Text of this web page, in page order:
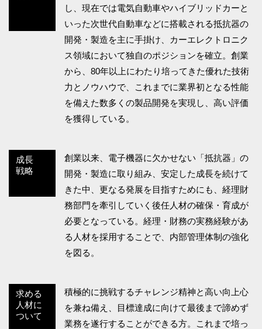
し、現在では電気自動車やハイブリッドカーと
いった次世代自動車などに搭載される抵抗器の
開発・製造を主に手掛け、カーエレクトロニク
ス領域において独自のポジションを確立。創業
から、80年以上にわたり培ってきた優れた技術
力とノウハウで、これまでに業界初となる性能
を備えた数多くの製品開発を実現し、高い評価
を獲得している。
成長
戦略
創業以来、電子機器に欠かせない「抵抗器」の
開発・製造に取り組み、安定した成長を続けて
きた中、更なる発展を目指すためにも、経理財
務部門を牽引していく後任人材の確保・育成が
必要となっている。経理・財務の実務経験があ
る人材を採用することで、内部管理体制の強化
を図る。
求める
人材に
ついて
積極的に挑戦するチャレンジ精神と高い向上心
を兼ね備え、目標達成に向けて最後まで諦めず
業務を遂行することができる方。これまで培っ